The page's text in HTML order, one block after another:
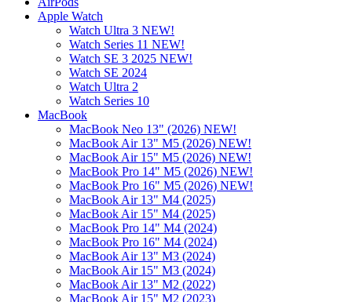
Apple Watch
Watch Ultra 3 NEW!
Watch Series 11 NEW!
Watch SE 3 2025 NEW!
Watch SE 2024
Watch Ultra 2
Watch Series 10
MacBook
MacBook Neo 13" (2026) NEW!
MacBook Air 13" M5 (2026) NEW!
MacBook Air 15" M5 (2026) NEW!
MacBook Pro 14" M5 (2026) NEW!
MacBook Pro 16" M5 (2026) NEW!
MacBook Air 13" M4 (2025)
MacBook Air 15" M4 (2025)
MacBook Pro 14" M4 (2024)
MacBook Pro 16" M4 (2024)
MacBook Air 13" M3 (2024)
MacBook Air 15" M3 (2024)
MacBook Air 13" M2 (2022)
MacBook Air 15" M2 (2023)